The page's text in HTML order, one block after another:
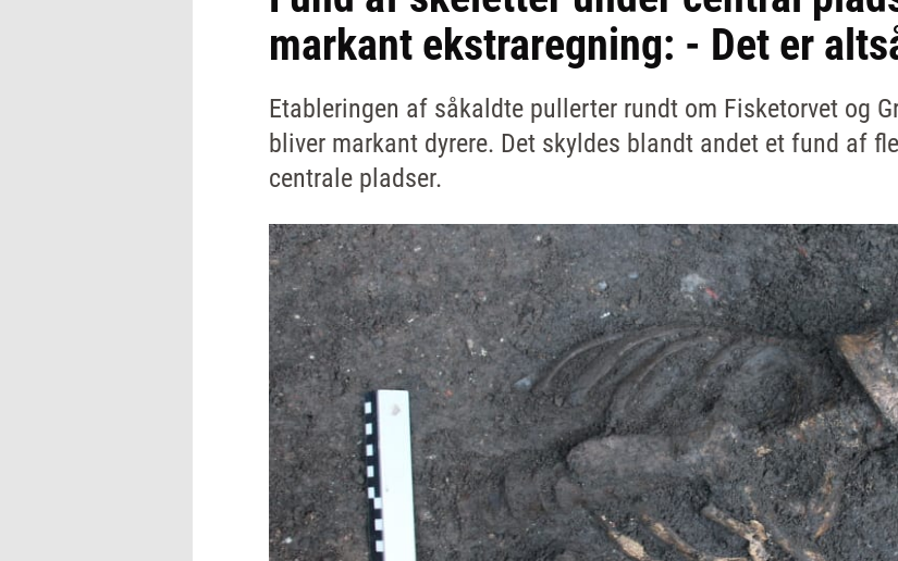
markant ekstraregning: - Det er
Etableringen af såkaldte pullerter rundt om Fisketorvet og
bliver markant dyrere. Det skyldes blandt andet et fund af
centrale pladser.